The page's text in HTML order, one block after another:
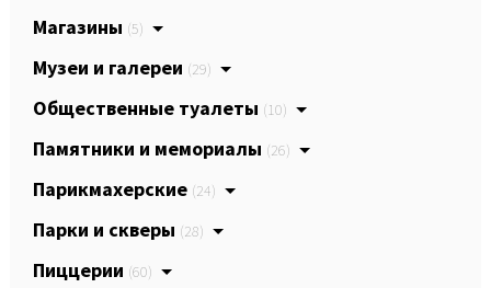
Магазины (5)
Музеи и галереи (29)
Общественные туалеты (10)
Памятники и мемориалы (26)
Парикмахерские (24)
Парки и скверы (28)
Пиццерии (60)